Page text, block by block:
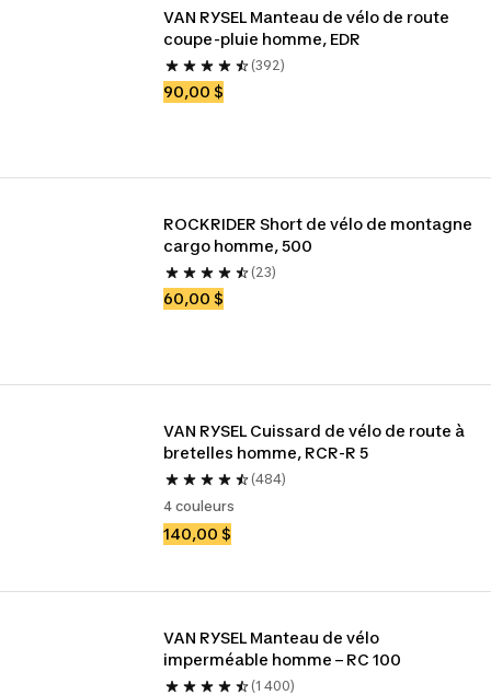
VAN RYSEL Manteau de vélo de route
coupe-pluie homme, EDR
(392)
90,00 $
ROCKRIDER Short de vélo de montagne
cargo homme, 500
(23)
60,00 $
VAN RYSEL Cuissard de vélo de route à
bretelles homme, RCR-R 5
(484)
4 couleurs
140,00 $
VAN RYSEL Manteau de vélo
imperméable homme – RC 100
(1 400)